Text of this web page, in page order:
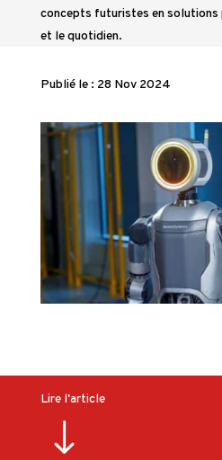
concepts futuristes en solutions
et le quotidien.
Publié le : 28 Nov 2024
Lire l'article
"